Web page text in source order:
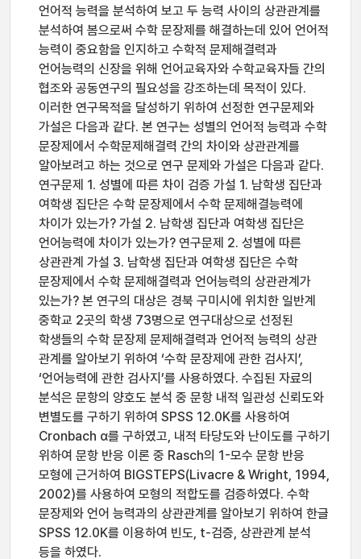
언어적 능력을 분석하여 보고 두 능력 사이의 상관관계를
분석하여 봄으로써 수학 문장제를 해결하는데 있어 언어적
능력이 중요함을 인지하고 수학적 문제해결력과
언어능력의 신장을 위해 언어교육자와 수학교육자들 간의
협조와 공동연구의 필요성을 강조하는데 목적이 있다.
이러한 연구목적을 달성하기 위하여 선정한 연구문제와
가설은 다음과 같다. 본 연구는 성별의 언어적 능력과 수학
문장제에서 수학문제해결력 간의 차이와 상관관계를
알아보려고 하는 것으로 연구 문제와 가설은 다음과 같다.
연구문제 1. 성별에 따른 차이 검증 가설 1. 남학생 집단과
여학생 집단은 수학 문장제에서 수학 문제해결능력에
차이가 있는가? 가설 2. 남학생 집단과 여학생 집단은
언어능력에 차이가 있는가? 연구문제 2. 성별에 따른
상관관계 가설 3. 남학생 집단과 여학생 집단은 수학
문장제에서 수학 문제해결력과 언어능력의 상관관계가
있는가? 본 연구의 대상은 경북 구미시에 위치한 일반계
중학교 2곳의 학생 73명으로 연구대상으로 선정된
학생들의 수학 문장제 문제해결력과 언어적 능력의 상관
관계를 알아보기 위하여 ‘수학 문장제에 관한 검사지’,
‘언어능력에 관한 검사지’를 사용하였다. 수집된 자료의
분석은 문항의 양호도 분석 중 문항 내적 일관성 신뢰도와
변별도를 구하기 위하여 SPSS 12.0K를 사용하여
Cronbach α를 구하였고, 내적 타당도와 난이도를 구하기
위하여 문항 반응 이론 중 Rasch의 1-모수 문항 반응
모형에 근거하여 BIGSTEPS(Livacre & Wright, 1994,
2002)를 사용하여 모형의 적합도를 검증하였다. 수학
문장제와 언어 능력과의 상관관계를 알아보기 위하여 한글
SPSS 12.0K를 이용하여 빈도, t-검증, 상관관계 분석
등을 하였다.